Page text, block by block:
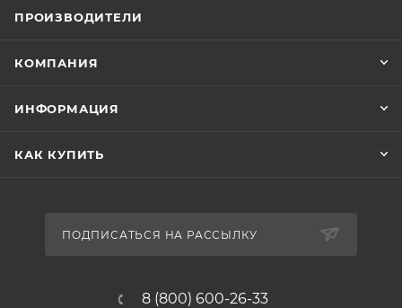
ПРОИЗВОДИТЕЛИ
КОМПАНИЯ
ИНФОРМАЦИЯ
КАК КУПИТЬ
ПОДПИСАТЬСЯ НА РАССЫЛКУ
8 (800) 600-26-33